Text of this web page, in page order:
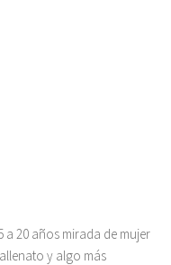
a 20 años mirada de mujer
y algo más